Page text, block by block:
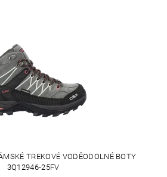
TREKOVÉ VODĚODOLNÉ BOTY
3Q12946-25FV